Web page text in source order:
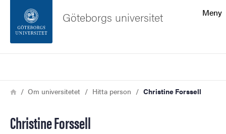
Sidfoten
Meny
Göteborgs universitet
Länkstig
HemOm universitetet Hitta person Christine Forssell
Christine Forssell